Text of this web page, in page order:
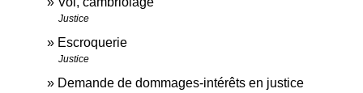
Justice
Escroquerie
Justice
Demande de dommages-intérêts en justice